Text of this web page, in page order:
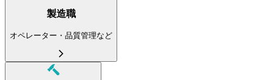
製造職
オペレーター・品質管理など